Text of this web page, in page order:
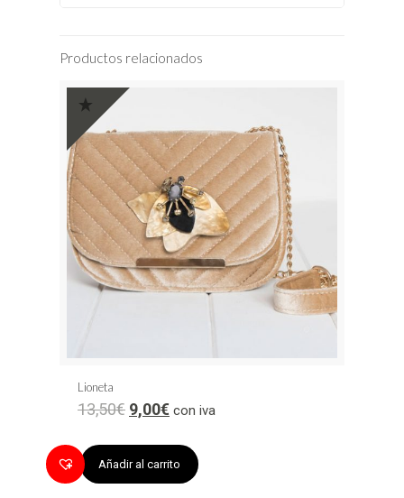
Productos relacionados
Lioneta
13,50€ 9,00€ con iva
Añadir al carrito